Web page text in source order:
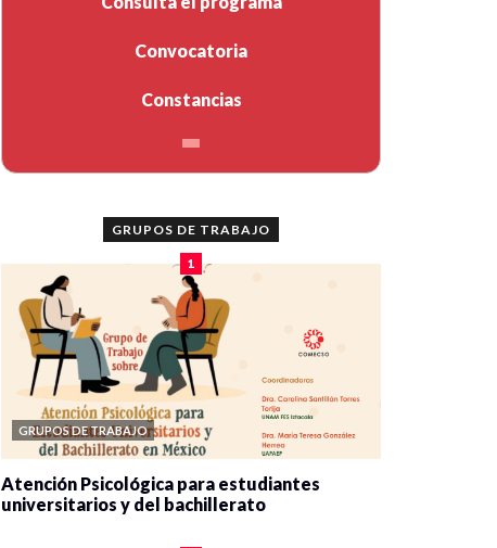
Convocatoria
Constancias
GRUPOS DE TRABAJO
1
GRUPOS DE TRABAJO
Atención Psicológica para estudiantes
universitarios y del bachillerato